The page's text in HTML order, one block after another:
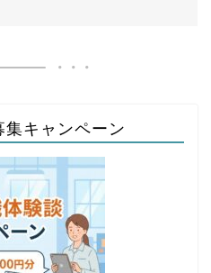
キャンペーン